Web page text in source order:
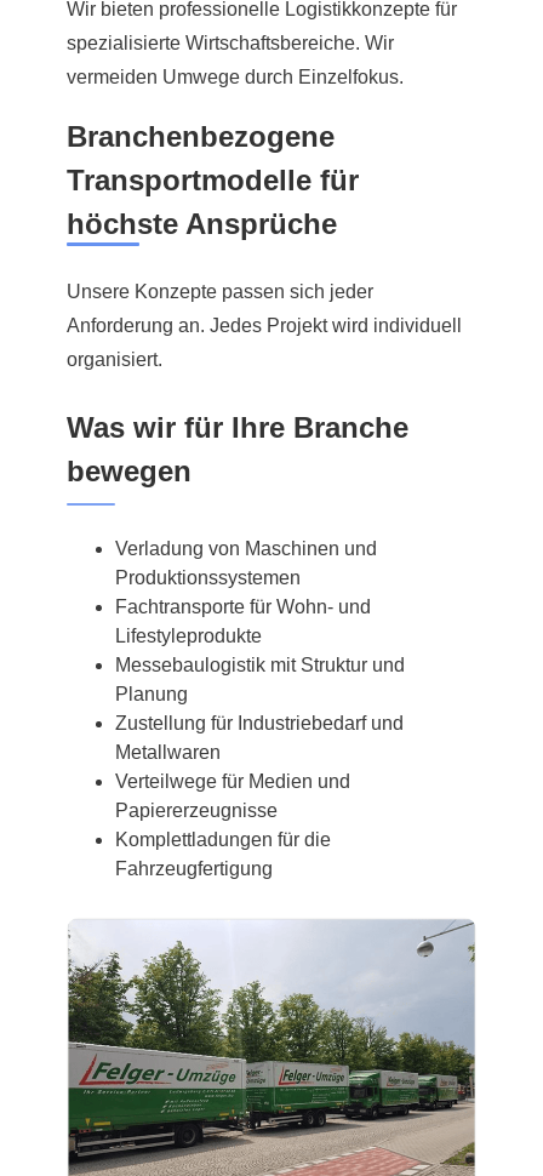
Wir bieten professionelle Logistikkonzepte für
spezialisierte Wirtschaftsbereiche. Wir
vermeiden Umwege durch Einzelfokus.
Branchenbezogene
Transportmodelle für
höchste Ansprüche
Unsere Konzepte passen sich jeder
Anforderung an. Jedes Projekt wird individuell
organisiert.
Was wir für Ihre Branche
bewegen
Verladung von Maschinen und
Produktionssystemen
Fachtransporte für Wohn- und
Lifestyleprodukte
Messebaulogistik mit Struktur und
Planung
Zustellung für Industriebedarf und
Metallwaren
Verteilwege für Medien und
Papiererzeugnisse
Komplettladungen für die
Fahrzeugfertigung